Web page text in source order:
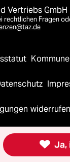
Vertriebs GmbH
rechtlichen Fragen
 Ja,